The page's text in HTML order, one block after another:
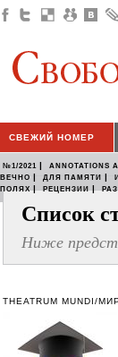
СВЕЖИЙ НОМЕР
№1/2021 | ANNOTATIONS
ВЕЧНО | ДЛЯ ПАМЯТИ |
ПОЛЯХ | РЕЦЕНЗИИ |
Список
Ниже
THEATRUM MUNDI/